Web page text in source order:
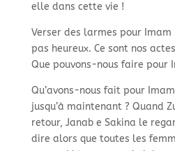
elle dans cette vie !
Verser des larmes pour
pas heureux. Ce sont nos
Que pouvons-nous faire pour
Qu’avons-nous fait pour
jusqu’à maintenant ? Quand
retour, Janab e Sakina le
dire alors que toutes les